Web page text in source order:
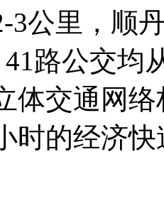
3公里，顺
41路公交均
体交通网
时的经济